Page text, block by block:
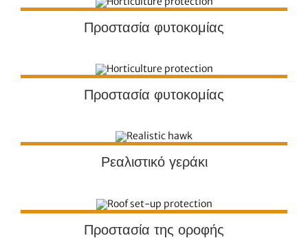
Προστασία φυτοκομίας
Προστασία φυτοκομίας
Ρεαλιστικό γεράκι
Προστασία της οροφής